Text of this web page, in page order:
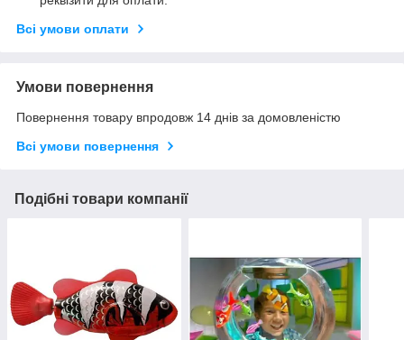
Всі умови оплати
Умови повернення
Повернення товару впродовж 14 днів за домовленістю
Всі умови повернення
Подібні товари компанії